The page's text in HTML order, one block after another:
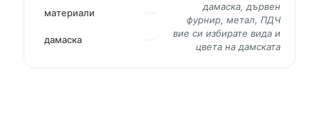
материали
дамаска, дървен
фурнир, метал, ПДЧ
дамаска
вие си избирате вида и
цвета на дамската